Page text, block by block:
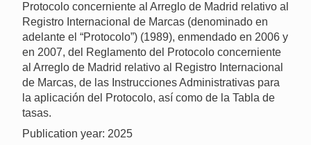
Protocolo concerniente al Arreglo de Madrid relativo al
Registro Internacional de Marcas (denominado en
adelante el “Protocolo”) (1989), enmendado en 2006 y
en 2007, del Reglamento del Protocolo concerniente
al Arreglo de Madrid relativo al Registro Internacional
de Marcas, de las Instrucciones Administrativas para
la aplicación del Protocolo, así como de la Tabla de
tasas.
Publication year: 2025